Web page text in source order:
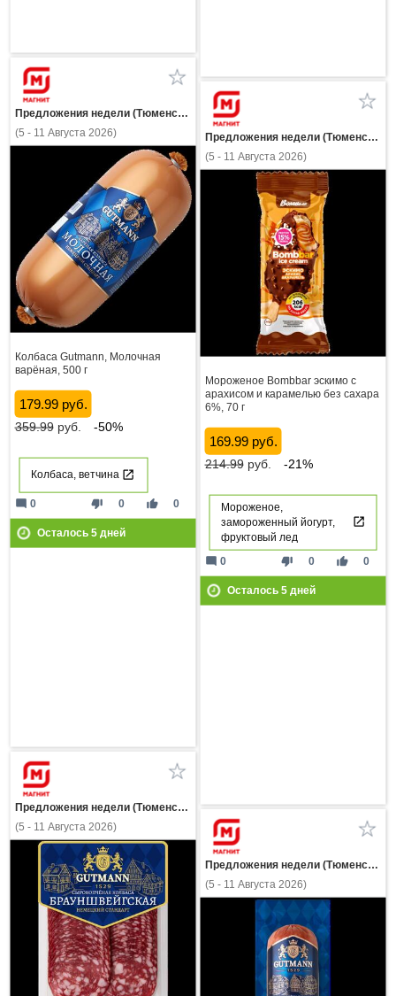
Предложения недели (Тюменская область)
(5 - 11 Августа 2026)
Колбаса Gutmann, Молочная
варёная, 500 г
179.99 руб.
359.99руб. -50%
Колбаса, ветчина
thumb_down 0 thumb_up 0
mode_comment 0
Осталось 5дней
Предложения недели (Тюменская область)
(5 - 11 Августа 2026)
Мороженое Bombbar эскимо с
арахисом и карамелью без сахара
6%, 70 г
169.99 руб.
214.99руб. -21%
Мороженое,
замороженный йогурт,
фруктовый лед
thumb_down 0 thumb_up 0
mode_comment 0
Осталось 5дней
Предложения недели (Тюменская область)
(5 - 11 Августа 2026)
Предложения недели (Тюменская область)
(5 - 11 Августа 2026)